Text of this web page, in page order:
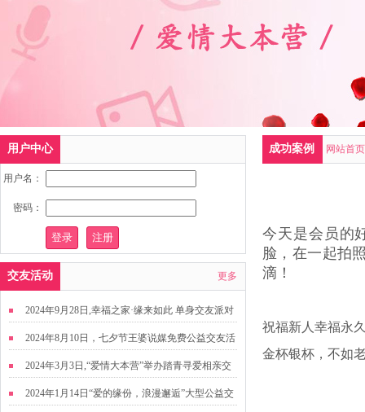
成功案例 网站首页
今天是会员的
脸，在一起拍
滴！
祝福新人幸福永
金杯银杯，不如
用户中心
用户名：
密码：
交友活动 更多
2024年9月28日,幸福之家·缘来如此 单身交友派对
2024年8月10日，七夕节王婆说媒免费公益交友活
动
2024年3月3日,“爱情大本营”举办踏青寻爱相亲交
友活动
2024年1月14日“爱的缘份，浪漫邂逅”大型公益交